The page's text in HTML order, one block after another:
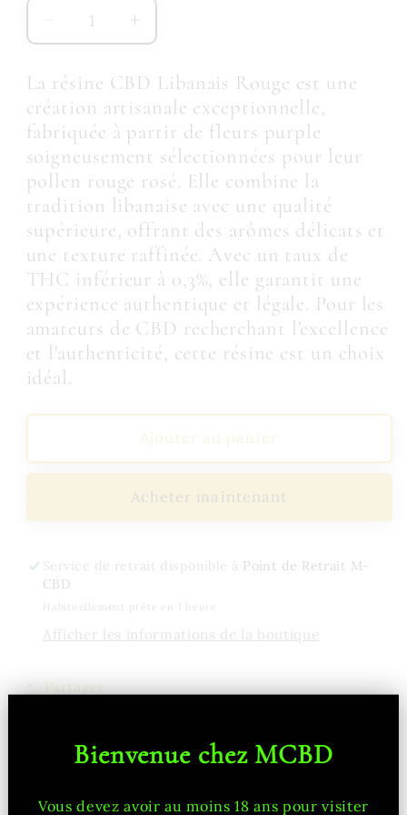
Réduire
la
quantité
de
LIBANAIS
ROUGE
30%
Augmenter
la
quantité
de
LIBANAIS
ROUGE
30%
La résine CBD Libanais Rouge est une
création artisanale exceptionnelle,
fabriquée à partir de fleurs purple
soigneusement sélectionnées pour leur
pollen rouge rosé. Elle combine la
tradition libanaise avec une qualité
supérieure, offrant des arômes délicats et
une texture raffinée. Avec un taux de
THC inférieur à 0,3%, elle garantit une
expérience authentique et légale. Pour les
amateurs de CBD recherchant l'excellence
et l'authenticité, cette résine est un choix
idéal.
Ajouter au panier
Acheter maintenant
Service de retrait disponible à Point de Retrait M-
CBD
Habituellement prête en 1 heure
Afficher les informations de la boutique
Partager
Bienvenue chez MCBD
Vous devez avoir au moins 18 ans pour visiter